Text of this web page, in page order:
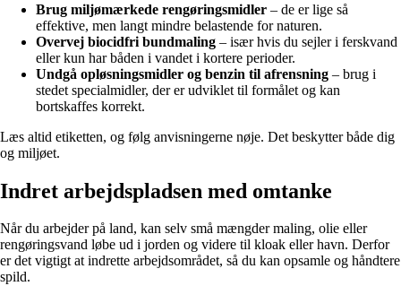
Brug miljømærkede rengøringsmidler – de er lige så
effektive, men langt mindre belastende for naturen.
Overvej biocidfri bundmaling – især hvis du sejler i ferskvand
eller kun har båden i vandet i kortere perioder.
Undgå opløsningsmidler og benzin til afrensning – brug i
stedet specialmidler, der er udviklet til formålet og kan
bortskaffes korrekt.
Læs altid etiketten, og følg anvisningerne nøje. Det beskytter både dig
og miljøet.
Indret arbejdspladsen med omtanke
Når du arbejder på land, kan selv små mængder maling, olie eller
rengøringsvand løbe ud i jorden og videre til kloak eller havn. Derfor
er det vigtigt at indrette arbejdsområdet, så du kan opsamle og håndtere
spild.